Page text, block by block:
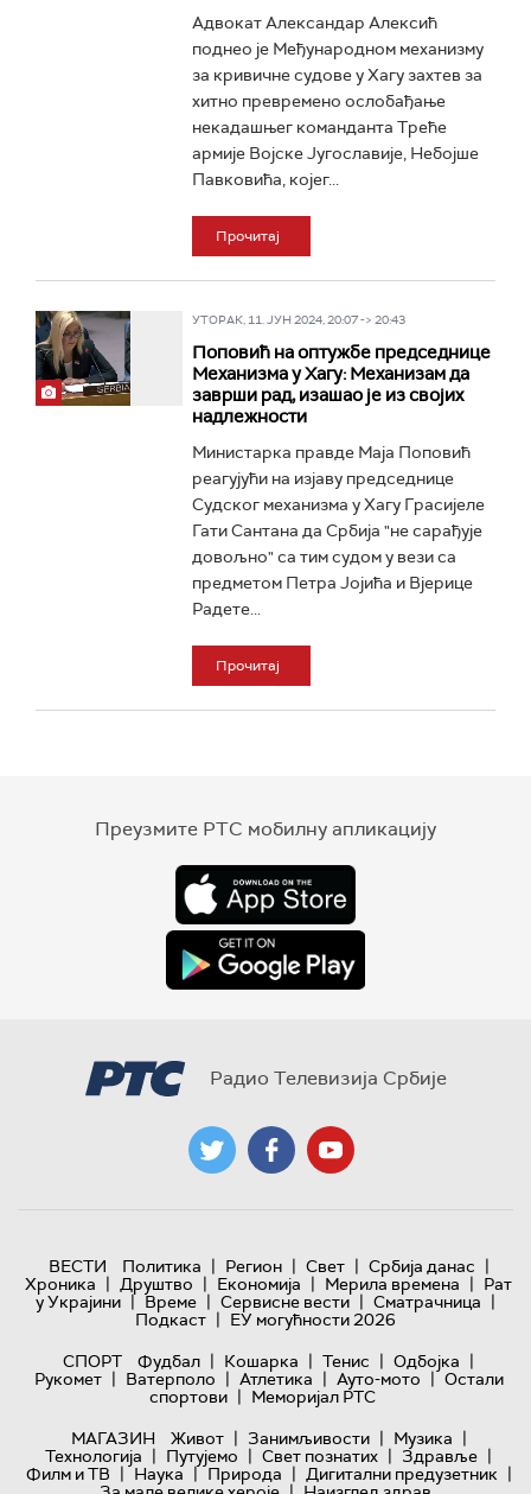
Адвокат Александар Алексић
поднео је Међународном механизму
за кривичне судове у Хагу захтев за
хитно превремено ослобађање
некадашњег команданта Треће
армије Војске Југославије, Небојше
Павковића, којег...
Прочитај
УТОРАК, 11. ЈУН 2024, 20:07 -> 20:43
Поповић на оптужбе председнице
Механизма у Хагу: Механизам да
заврши рад, изашао је из својих
надлежности
Министарка правде Маја Поповић
реагујући на изјаву председнице
Судског механизма у Хагу Грасијеле
Гати Сантана да Србија "не сарађује
довољно" са тим судом у вези са
предметом Петра Јојића и Вјерице
Радете...
Прочитај
Преузмите РТС мобилну апликацију
Радио Телевизија Србије
ВЕСТИ Политика | Регион | Свет | Србија данас |
Хроника | Друштво | Економија | Мерила времена | Рат
у Украјини | Време | Сервисне вести | Сматрачница |
Подкаст | ЕУ могућности 2026
СПОРТ
Фудбал | Кошарка | Тенис | Одбојка |
Рукомет | Ватерполо | Атлетика | Ауто-мото | Остали
спортови | Меморијал РТС
МАГАЗИН
Живот | Занимљивости | Музика |
Технологијa | Путујемо | Свет познатих | Здравље |
Филм и ТВ | Наука | Природа | Дигитални предузетник |